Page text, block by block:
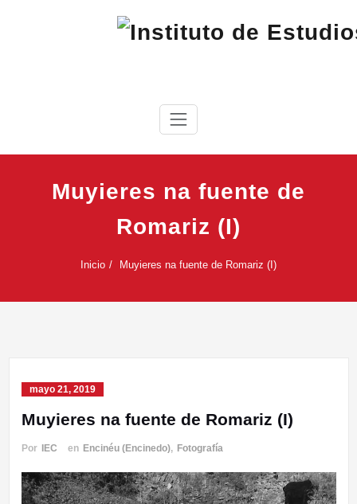
Instituto de Estudios Cabreireses
Muyieres na fuente de
Romariz (I)
Inicio Muyieres na fuente de Romariz (I)
mayo 21, 2019
Muyieres na fuente de Romariz (I)
Por IEC en Encinéu (Encinedo), Fotografía